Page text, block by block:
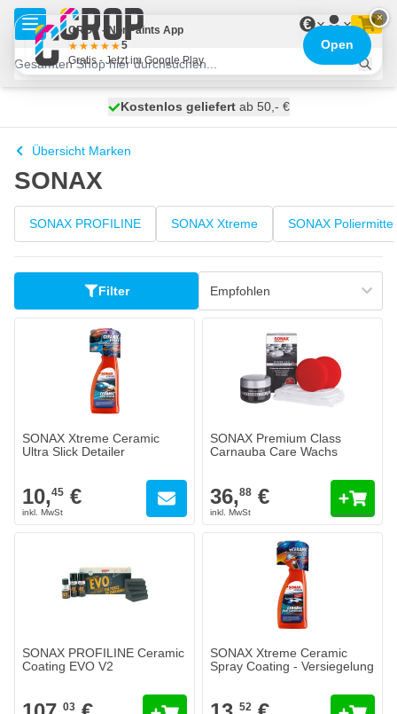
Zum Inhalt springen
€
heute versendet
Kostenlos geliefertab 50,- €
100 Tage
Übersicht Marken
SONAX
SONAX PROFILINE SONAX Xtreme SONAX Poliermittel
Filter
SONAX Xtreme Ceramic
Ultra Slick Detailer
10,45 €
SONAX Premium Class
Carnauba Care Wachs
36,88 €
SONAX PROFILINE Ceramic
Coating EVO V2
03
SONAX Xtreme Ceramic
Spray Coating - Versiegelung
52
×
CROP - NonPaints App
5
Gratis - Jetzt im Google Play
Open